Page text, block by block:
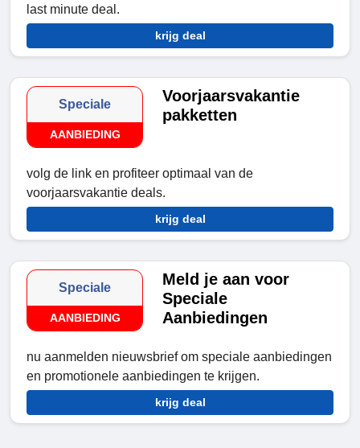
last minute deal.
krijg deal
Speciale
AANBIEDING
Voorjaarsvakantie
pakketten
volg de link en profiteer optimaal van de
voorjaarsvakantie deals.
krijg deal
Speciale
AANBIEDING
Meld je aan voor
Speciale
Aanbiedingen
nu aanmelden nieuwsbrief om speciale aanbiedingen
en promotionele aanbiedingen te krijgen.
krijg deal